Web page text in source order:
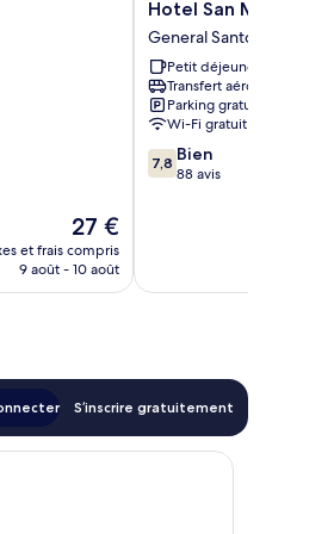
Le
nouveau
prix
27 €
et frais compris
9 août - 10 août
Hotel
San
Marco
General
Santos
Hotel San Marco
General Santos
Petit déjeuner gratuit
Transfert aéroport
Parking gratuit
Wi-Fi gratuit
7.8
sur
7,8 Bien
88 avis
S’inscrire gratuitement